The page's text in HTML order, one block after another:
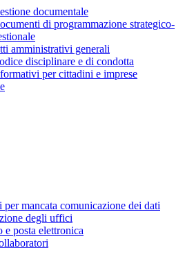
documentale
di programmazione strategico-
amministrativi generali
disciplinare e di condotta
per cittadini e imprese
per mancata comunicazione dei dati
degli uffici
e posta elettronica